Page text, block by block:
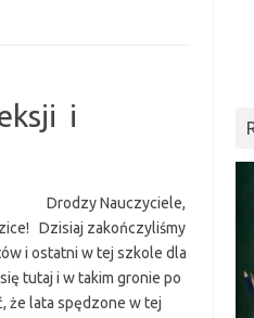
i
Nauczyciele,
Dzisiaj zakończyliśmy
i ostatni w tej szkole dla
tutaj i w takim gronie po
że lata spędzone w tej